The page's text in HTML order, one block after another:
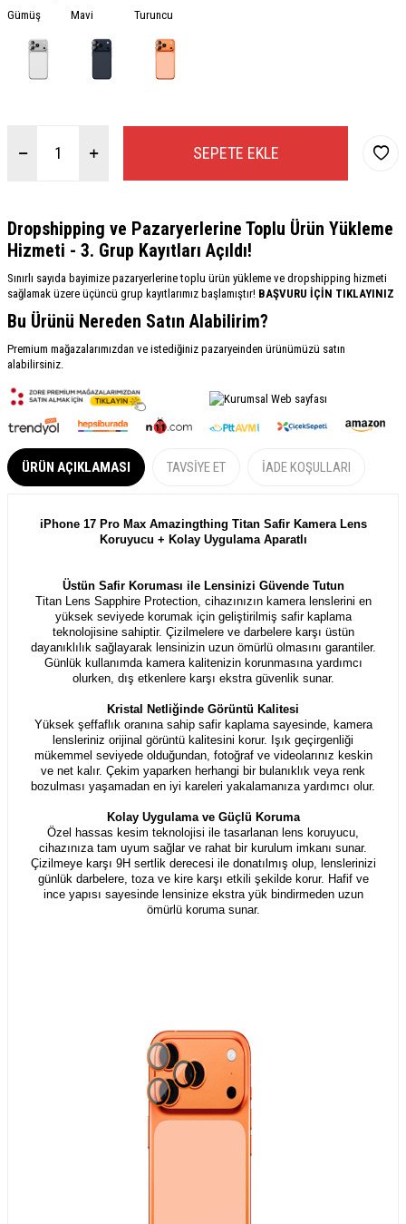
Gümüş Mavi Turuncu
SEPETE EKLE
Dropshipping ve Pazaryerlerine Toplu Ürün Yükleme
Hizmeti - 3. Grup Kayıtları Açıldı!
Sınırlı sayıda bayimize pazaryerlerine toplu ürün yükleme ve dropshipping hizmeti
sağlamak üzere üçüncü grup kayıtlarımız başlamıştır! BAŞVURU İÇİN TIKLAYINIZ
Bu Ürünü Nereden Satın Alabilirim?
Premium mağazalarımızdan ve istediğiniz pazaryeinden ürünümüzü satın
alabilirsiniz.
ÜRÜN AÇIKLAMASI TAVSIYE ET İADE KOŞULLARI
iPhone 17 Pro Max Amazingthing Titan Safir Kamera Lens
Koruyucu + Kolay Uygulama Aparatlı
Üstün Safir Koruması ile Lensinizi Güvende Tutun
Titan Lens Sapphire Protection, cihazınızın kamera lenslerini en
yüksek seviyede korumak için geliştirilmiş safir kaplama
teknolojisine sahiptir. Çizilmelere ve darbelere karşı üstün
dayanıklılık sağlayarak lensinizin uzun ömürlü olmasını garantiler.
Günlük kullanımda kamera kalitenizin korunmasına yardımcı
olurken, dış etkenlere karşı ekstra güvenlik sunar.
Kristal Netliğinde Görüntü Kalitesi
Yüksek şeffaflık oranına sahip safir kaplama sayesinde, kamera
lensleriniz orijinal görüntü kalitesini korur. Işık geçirgenliği
mükemmel seviyede olduğundan, fotoğraf ve videolarınız keskin
ve net kalır. Çekim yaparken herhangi bir bulanıklık veya renk
bozulması yaşamadan en iyi kareleri yakalamanıza yardımcı olur.
Kolay Uygulama ve Güçlü Koruma
Özel hassas kesim teknolojisi ile tasarlanan lens koruyucu,
cihazınıza tam uyum sağlar ve rahat bir kurulum imkanı sunar.
Çizilmeye karşı 9H sertlik derecesi ile donatılmış olup, lenslerinizi
günlük darbelere, toza ve kire karşı etkili şekilde korur. Hafif ve
ince yapısı sayesinde lensinize ekstra yük bindirmeden uzun
ömürlü koruma sunar.